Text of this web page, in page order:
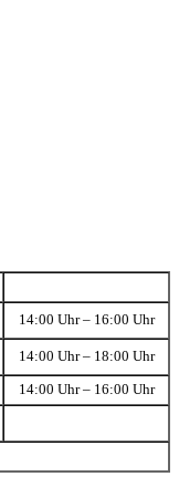
14:00 Uhr – 16:00 Uhr
14:00 Uhr – 18:00 Uhr
14:00 Uhr – 16:00 Uhr